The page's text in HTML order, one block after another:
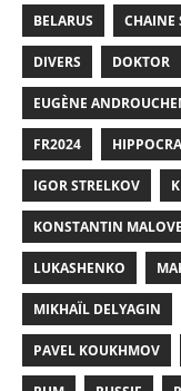
BELARUS CHAINE
DIVERS DOKTOR
EUGÈNE
FR2024
IGOR STRELKOV
KONSTANTIN
LUKASHENKO
MIKHAÏL DELYAGIN
PAVEL KOUKHMOV